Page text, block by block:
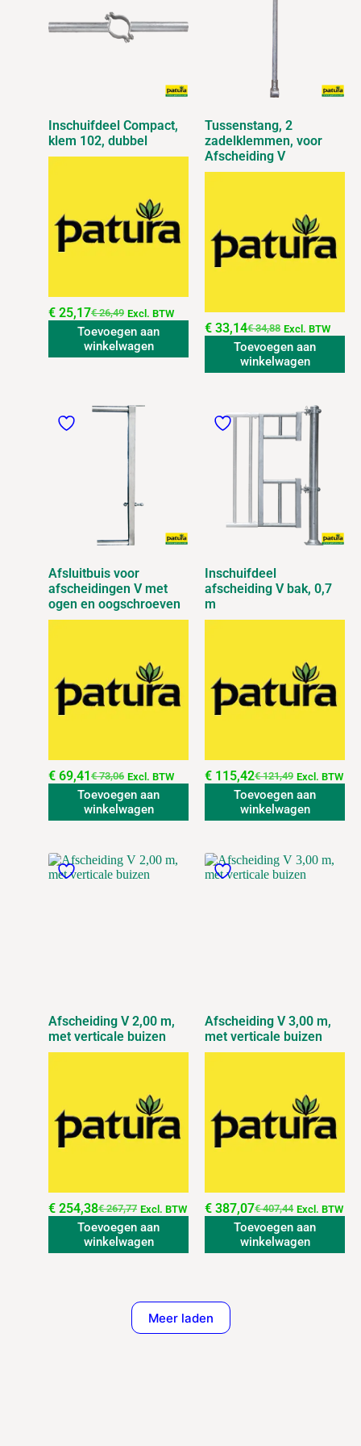
Inschuifdeel Compact,
klem 102, dubbel
€26,49
€ 25,17 Excl. BTW
Toevoegen aan
winkelwagen
Tussenstang, 2
zadelklemmen, voor
Afscheiding V
€34,88
€ 33,14 Excl. BTW
Toevoegen aan
winkelwagen
Afsluitbuis voor
afscheidingen V met
ogen en oogschroeven
€73,06
€ 69,41 Excl. BTW
Toevoegen aan
winkelwagen
Inschuifdeel
afscheiding V bak, 0,7
m
€121,49
€ 115,42 Excl. BTW
Toevoegen aan
winkelwagen
Afscheiding V 2,00 m,
met verticale buizen
€267,77
€ 254,38 Excl. BTW
Toevoegen aan
winkelwagen
Afscheiding V 3,00 m,
met verticale buizen
€407,44
€ 387,07 Excl. BTW
Toevoegen aan
winkelwagen
Meer laden